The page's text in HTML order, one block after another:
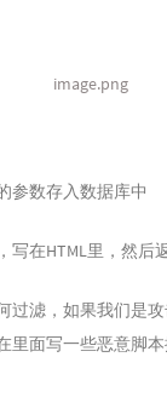
image.png
参数存入数据库中
写在HTML里，然后
过滤，如果我们是
里面写一些恶意脚